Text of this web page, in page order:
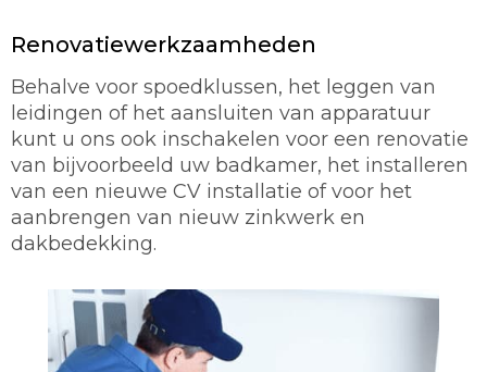
Renovatiewerkzaamheden
Behalve voor spoedklussen, het leggen van
leidingen of het aansluiten van apparatuur
kunt u ons ook inschakelen voor een renovatie
van bijvoorbeeld uw badkamer, het installeren
van een nieuwe CV installatie of voor het
aanbrengen van nieuw zinkwerk en
dakbedekking.